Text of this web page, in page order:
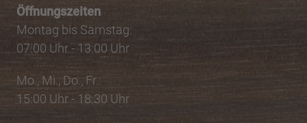
Öffnungszeiten
Montag bis Samstag:
07:00 Uhr - 13:00 Uhr
Mo., Mi., Do., Fr.:
15:00 Uhr - 18:30 Uhr